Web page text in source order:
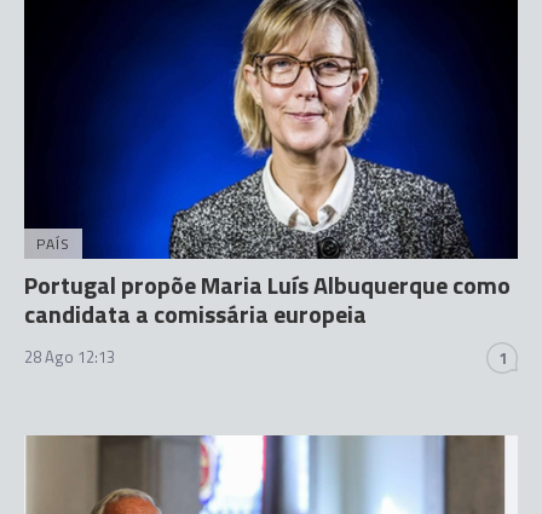
PAÍS
Portugal propõe Maria Luís Albuquerque como
candidata a comissária europeia
28 Ago 12:13 1